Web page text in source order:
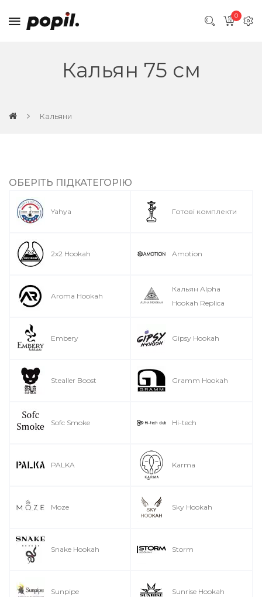
0
Кальян 75 см
Кальяни
ОБЕРІТЬ ПІДКАТЕГОРІЮ
Yahya Готові комплекти
2x2 Hookah Amotion
Aroma Hookah
Кальян Alpha
Hookah Replica
Embery Gipsy Hookah
Stealler Boost Gramm Hookah
Sofc Smoke Hi-tech
PALKA Karma
Moze Sky Hookah
Snake Hookah Storm
Sunpipe Sunrise Hookah